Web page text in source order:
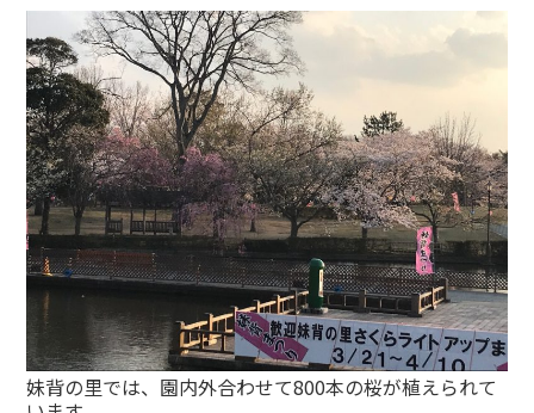
妹背の里では、園内外合わせて800本の桜が植えられて